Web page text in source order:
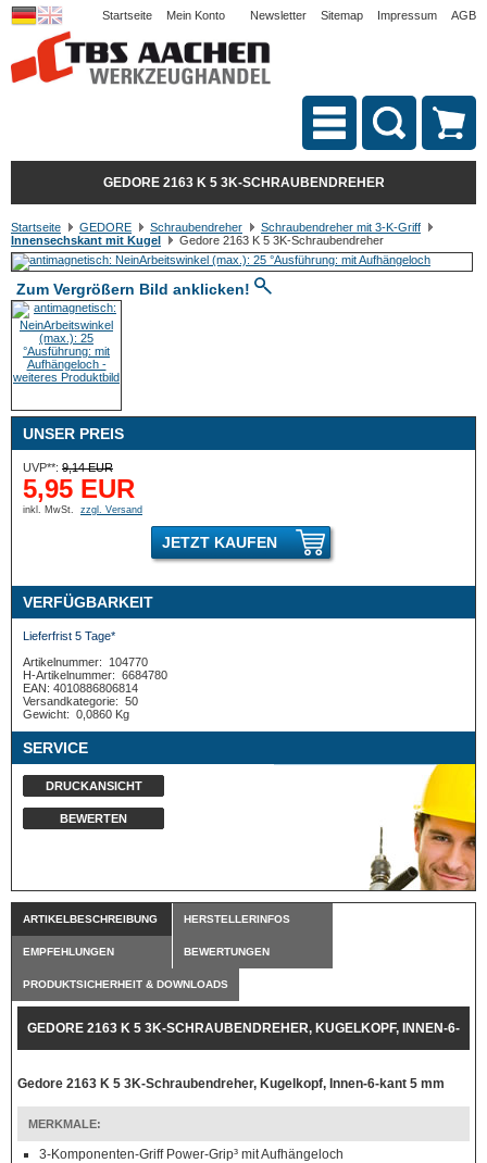
Startseite Mein Konto Newsletter Sitemap Impressum AGB
GEDORE 2163 K 5 3K-SCHRAUBENDREHER
Startseite GEDORE Schraubendreher
Schraubendreher mit 3-K-Griff
Innensechskant mit Kugel
Gedore 2163 K 5 3K-Schraubendreher
Zum Vergrößern Bild anklicken!
UNSER PREIS
UVP**: 9,14 EUR
5,95 EUR
inkl. MwSt. zzgl. Versand
JETZT KAUFEN
VERFÜGBARKEIT
Lieferfrist 5 Tage*
Artikelnummer:
104770
H-Artikelnummer: 6684780
EAN: 4010886806814
Versandkategorie: 50
Gewicht: 0,0860 Kg
SERVICE
DRUCKANSICHT
BEWERTEN
ARTIKELBESCHREIBUNG HERSTELLERINFOS
EMPFEHLUNGEN BEWERTUNGEN
PRODUKTSICHERHEIT & DOWNLOADS
GEDORE 2163 K 5 3K-SCHRAUBENDREHER, KUGELKOPF, INNEN-6-
Gedore 2163 K 5 3K-Schraubendreher, Kugelkopf, Innen-6-kant 5 mm
MERKMALE:
3-Komponenten-Griff Power-Grip³ mit Aufhängeloch